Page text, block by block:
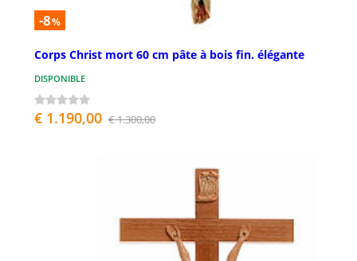
-8%
Corps Christ mort 60 cm pâte à bois fin. élégante
DISPONIBLE
€ 1.190,00 € 1.300,00